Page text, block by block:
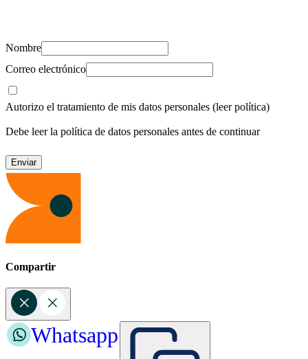
Nombre
Correo electrónico
Autorizo el tratamiento de mis datos personales (leer política)
Debe leer la política de datos personales antes de continuar
Compartir
Whatsapp